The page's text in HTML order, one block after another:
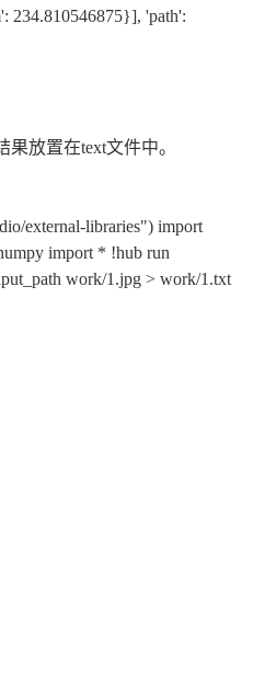
234.810546875}], 'path':
放置在text文件中。
external-libraries") import
import * !hub run
work/1.jpg > work/1.txt